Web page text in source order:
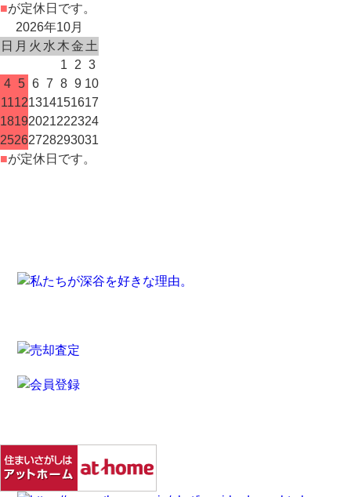
■が定休日です。
2026年10月
日 月 火 水 木金 土
1
2 3
4 5 6 7 8 9 10
11121314151617
18192021222324
25262728293031
■が定休日です。